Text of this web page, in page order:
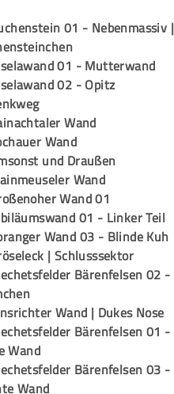
01 - Nebenmassiv |
01 - Mutterwand
02 - Opitz
Wand
Wand
und Draußen
Wand
Wand 01
01 - Linker Teil
Wand 03 - Blinde Kuh
| Schlusssektor
Bärenfelsen 02 -
Wand | Dukes Nose
Bärenfelsen 01 -
Wand
Bärenfelsen 03 -
Wand